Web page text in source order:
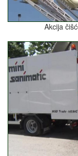
Akcija